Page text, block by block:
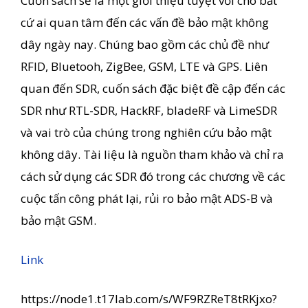
cứ ai quan tâm đến các vấn đề bảo mật không
dây ngày nay. Chúng bao gồm các chủ đề như
RFID, Bluetooh, ZigBee, GSM, LTE và GPS. Liên
quan đến SDR, cuốn sách đặc biệt đề cập đến các
SDR như RTL-SDR, HackRF, bladeRF và LimeSDR
và ​​vai trò của chúng trong nghiên cứu bảo mật
không dây. Tài liệu là nguồn tham khảo và chỉ ra
cách sử dụng các SDR đó trong các chương về các
cuộc tấn công phát lại, rủi ro bảo mật ADS-B và
bảo mật GSM.
Link
https://node1.t17lab.com/s/WF9RZReT8tRKjxo?